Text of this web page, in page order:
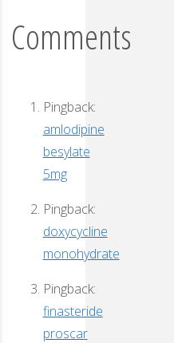
Comments
Pingback:
amlodipine
besylate
5mg
Pingback:
doxycycline
monohydrate
Pingback:
finasteride
proscar